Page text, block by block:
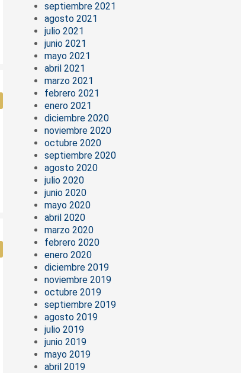
septiembre 2021
agosto 2021
julio 2021
junio 2021
mayo 2021
abril 2021
marzo 2021
febrero 2021
enero 2021
diciembre 2020
noviembre 2020
octubre 2020
septiembre 2020
agosto 2020
julio 2020
junio 2020
mayo 2020
abril 2020
marzo 2020
febrero 2020
enero 2020
diciembre 2019
noviembre 2019
octubre 2019
septiembre 2019
agosto 2019
julio 2019
junio 2019
mayo 2019
abril 2019